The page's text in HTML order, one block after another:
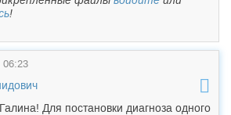
!
06:23
Для постановки диагноза одного